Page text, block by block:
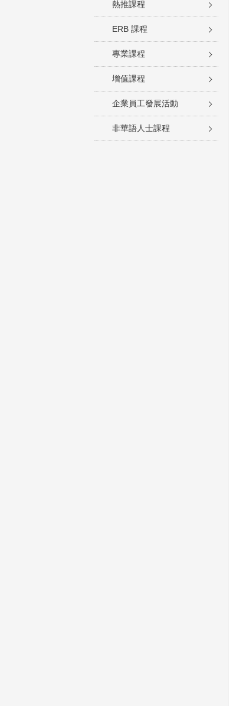
熱推課程
ERB 課程
專業課程
增值課程
企業員工發展活動
非華語人士課程